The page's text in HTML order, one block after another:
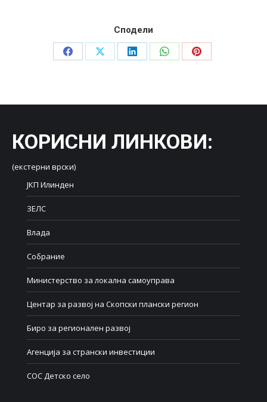
Сподели
Share
Share
Share
Share
Share
КОРИСНИ ЛИНКОВИ:
(екстерни врски)
ЈКП Илинден
ЗЕЛС
Влада
Собрание
Министерство за локална самоуправа
Центар за развој на Скопски плански регион
Биро за регионален развој
Агенција за странски инвестиции
СОС Детско село